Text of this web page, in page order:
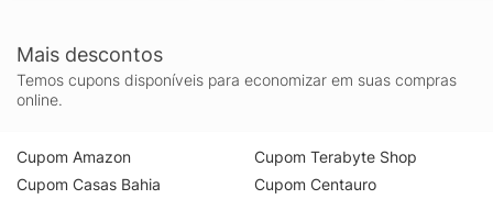
Mais descontos
Temos cupons disponíveis para economizar em suas compras
online.
Cupom Amazon
Cupom Casas Bahia
Cupom Terabyte Shop
Cupom Centauro